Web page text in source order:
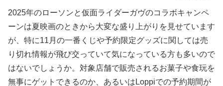
2025年のローソンと仮面ライダーガヴのコラボキャンペ
ーンは夏映画のときから大変な盛り上がりを見せています
が、特に11月の一番くじや予約限定グッズに関しては売
り切れ情報が飛び交っていて気になっている方も多いので
はないでしょうか。対象店舗で販売されるお菓子や食玩を
無事にゲットできるのか、あるいはLoppiでの予約期間が